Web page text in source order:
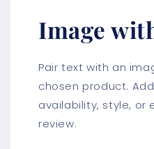
Image
Pair text with an
chosen product.
availability, style, or
review.